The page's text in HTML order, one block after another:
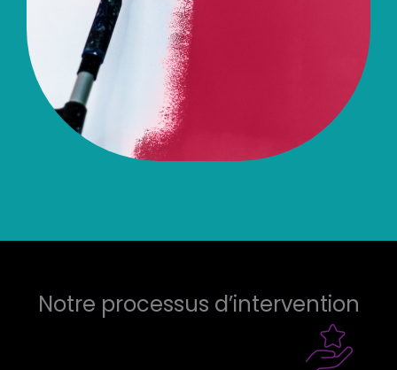
Notre processus d’intervention